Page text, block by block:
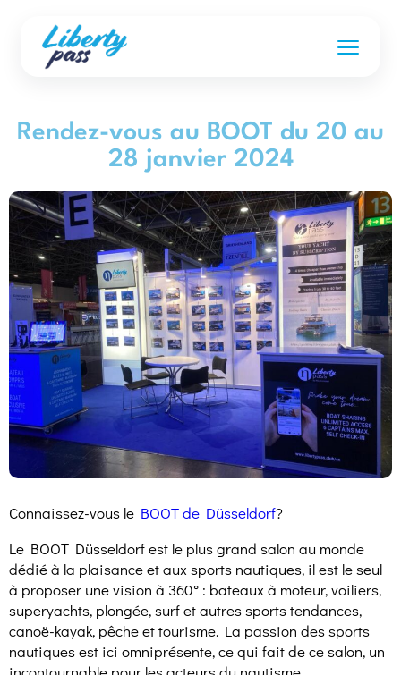
Rendez-vous au BOOT du 20 au
28 janvier 2024
Connaissez-vous le BOOT de Düsseldorf?
Le BOOT Düsseldorf est le plus grand salon au monde
dédié à la plaisance et aux sports nautiques, il est le seul
à proposer une vision à 360° : bateaux à moteur, voiliers,
superyachts, plongée, surf et autres sports tendances,
canoë-kayak, pêche et tourisme. La passion des sports
nautiques est ici omniprésente, ce qui fait de ce salon, un